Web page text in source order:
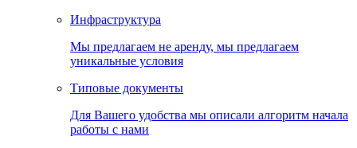
Инфраструктура
Мы предлагаем не аренду, мы предлагаем
уникальные условия
Типовые документы
Для Вашего удобства мы описали алгоритм начала
работы с нами